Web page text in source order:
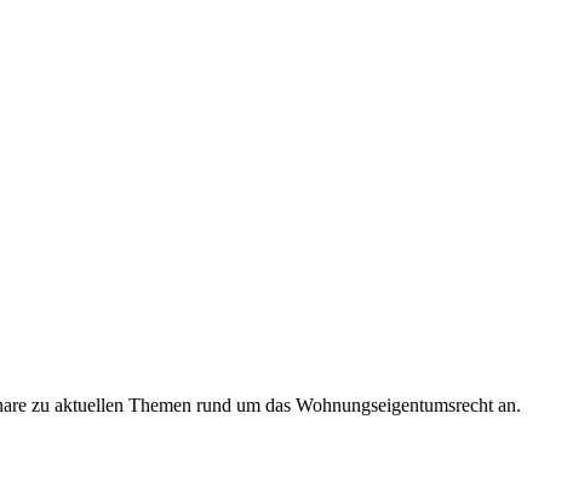
zu aktuellen Themen rund um das Wohnungseigentumsrecht an.